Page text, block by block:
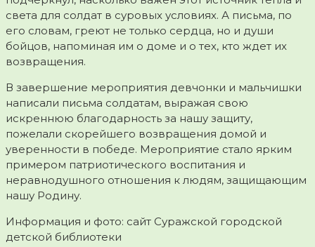
света для солдат в суровых условиях. А письма, по
его словам, греют не только сердца, но и души
бойцов, напоминая им о доме и о тех, кто ждет их
возвращения.
В завершение мероприятия девчонки и мальчишки
написали письма солдатам, выражая свою
искреннюю благодарность за нашу защиту,
пожелали скорейшего возвращения домой и
уверенности в победе. Мероприятие стало ярким
примером патриотического воспитания и
неравнодушного отношения к людям, защищающим
нашу Родину.
Информация и фото: сайт Суражской городской
детской библиотеки